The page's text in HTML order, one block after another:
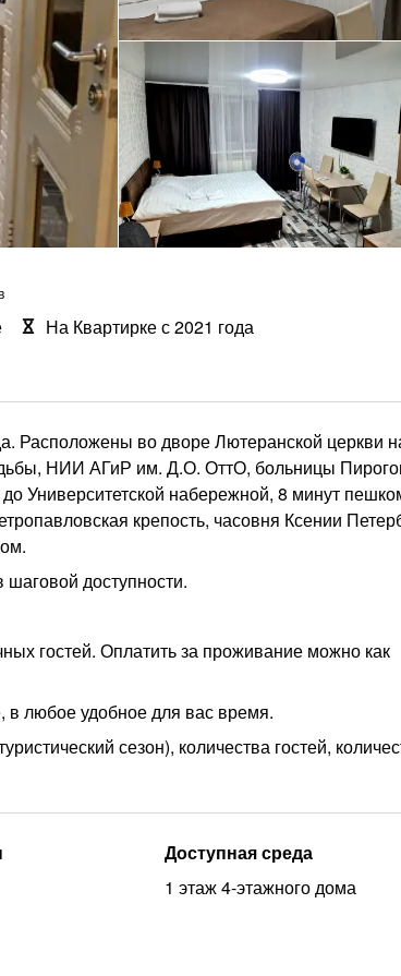
На Квартирке с 2021 года
Расположены во дворе Лютеранской церкви
НИИ АГиР им. Д.О. ОттО, больницы
Университетской набережной, 8 минут
крепость, часовня Ксении
доступности.
гостей. Оплатить за проживание можно как
в любое удобное для вас время.
сезон), количества гостей,
Доступная среда
1 этаж 4-этажного дома